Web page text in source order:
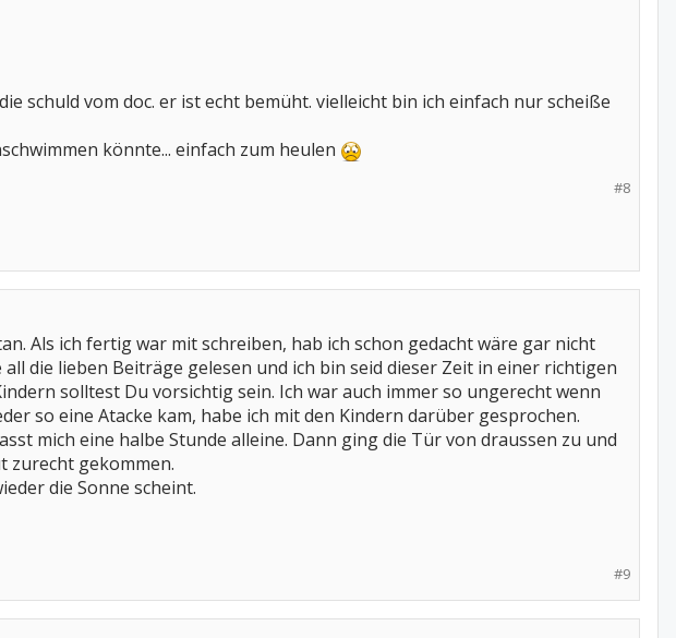
schuld vom doc. er ist echt bemüht. vielleicht bin ich einfach nur scheiße
könnte... einfach zum heulen
#8
Als ich fertig war mit schreiben, hab ich schon gedacht wäre gar nicht
die lieben Beiträge gelesen und ich bin seid dieser Zeit in einer richtigen
solltest Du vorsichtig sein. Ich war auch immer so ungerecht wenn
so eine Atacke kam, habe ich mit den Kindern darüber gesprochen.
mich eine halbe Stunde alleine. Dann ging die Tür von draussen zu und
zurecht gekommen.
die Sonne scheint.
#9